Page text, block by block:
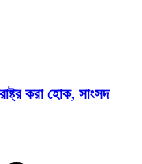
করা হোক, সাংসদ